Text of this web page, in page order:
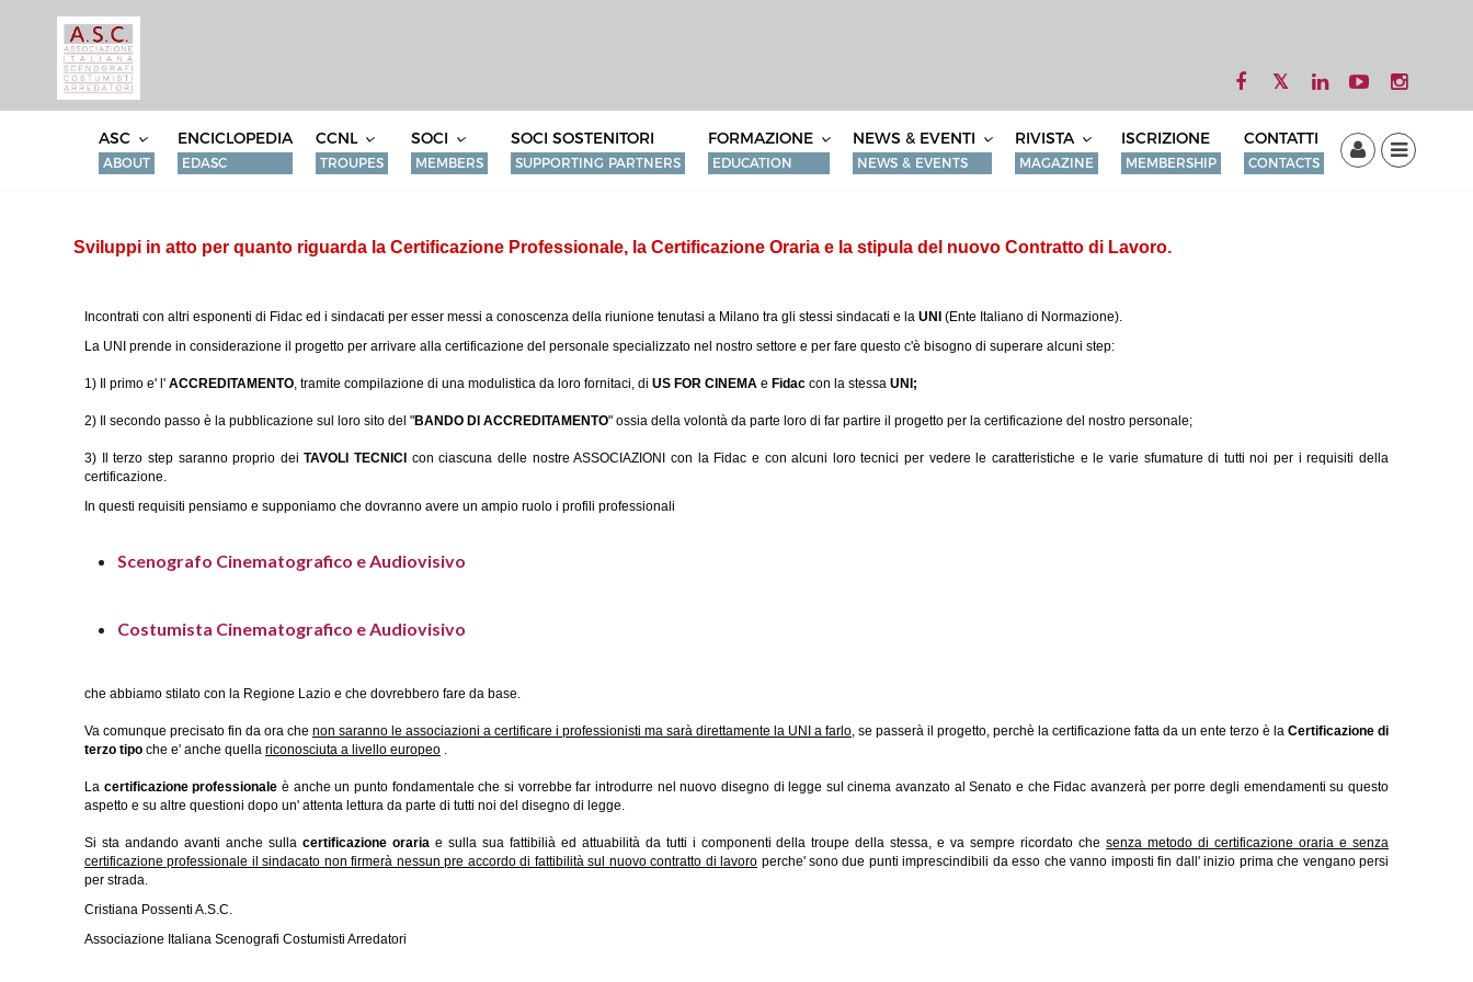
ASC
ABOUT
ENCICLOPEDIA
EDASC
CCNL
TROUPES
SOCI
MEMBERS
SOCI SOSTENITORI
SUPPORTING PARTNERS
FORMAZIONE
EDUCATION
NEWS & EVENTI
NEWS & EVENTS
RIVISTA
MAGAZINE
ISCRIZIONE
MEMBERSHIP
CONTATTI
CONTACTS
Sviluppi in atto per quanto riguarda la Certificazione Professionale, la Certificazione Oraria e la stipula del nuovo Contratto di Lavoro.
Incontrati con altri esponenti di Fidac ed i sindacati per esser messi a conoscenza della riunione tenutasi a Milano tra gli stessi sindacati e la UNI (Ente Italiano di Normazione).
La UNI prende in considerazione il progetto per arrivare alla certificazione del personale specializzato nel nostro settore e per fare questo c'è bisogno di superare alcuni step:
1) Il primo e' l' ACCREDITAMENTO, tramite compilazione di una modulistica da loro fornitaci, di US FOR CINEMA e Fidac con la stessa UNI;
2) Il secondo passo è la pubblicazione sul loro sito del "BANDO DI ACCREDITAMENTO" ossia della volontà da parte loro di far partire il progetto per la certificazione del nostro personale;
3) Il terzo step saranno proprio deiTAVOLI TECNICI con ciascuna delle nostre ASSOCIAZIONI con la Fidac e con alcuni loro tecnici per vedere le caratteristiche e le varie sfumature di tutti noi per i requisiti della
certificazione.
In questi requisiti pensiamo e supponiamo che dovranno avere un ampio ruolo i profili professionali
Scenografo Cinematografico e Audiovisivo
Costumista Cinematografico e Audiovisivo
che abbiamo stilato con la Regione Lazio e che dovrebbero fare da base.
Va comunque precisato fin da ora che non saranno le associazioni a certificare i professionisti ma sarà direttamente la UNI a farlo, se passerà il progetto, perchè la certificazione fatta da un ente terzo è la Certificazione di
terzo tipo che e' anche quella riconosciuta a livello europeo .
La certificazione professionale è anche un punto fondamentale che si vorrebbe far introdurre nel nuovo disegno di legge sul cinema avanzato al Senato e che Fidac avanzerà per porre degli emendamenti su questo
aspetto e su altre questioni dopo un' attenta lettura da parte di tutti noi del disegno di legge.
Si sta andando avanti anche sulla certificazione orariae sulla sua fattibilià ed attuabilità da tutti i componenti della troupe della stessa, e va sempre ricordato chesenza metodo di certificazione oraria e senza
certificazione professionale il sindacato non firmerà nessun pre accordo di fattibilità sul nuovo contratto di lavoro perche' sono due punti imprescindibili da esso che vanno imposti fin dall' inizio prima che vengano persi
per strada.
Cristiana Possenti A.S.C.
Associazione Italiana Scenografi Costumisti Arredatori